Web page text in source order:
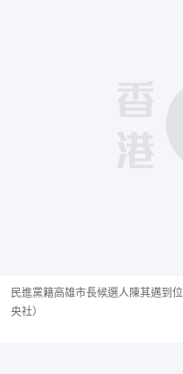
民進黨籍高雄市長候選人陳其邁到
央社）